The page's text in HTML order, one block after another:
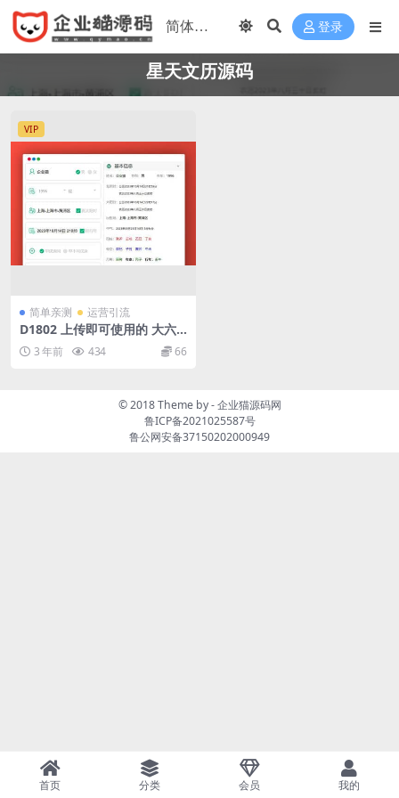
登录
星天文历源码
VIP
简单亲测 运营引流
D1802 上传即可使用的 大六
壬排盘程序 八字排盘源码_星
天文历源码_黄道日历源码
3 年前 434 66
© 2018 Theme by -企业猫源码网
鲁ICP备2021025587号
鲁公网安备37150202000949
首页 分类 会员 我的